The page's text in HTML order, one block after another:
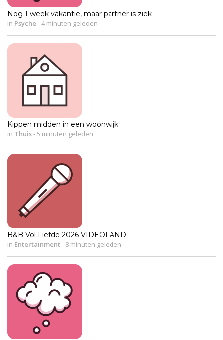
Nog 1 week vakantie, maar partner is ziek
in Psyche -4 minuten geleden
Kippen midden in een woonwijk
in Thuis-5 minuten geleden
B&B Vol Liefde 2026 VIDEOLAND
in Entertainment- 8 minuten geleden